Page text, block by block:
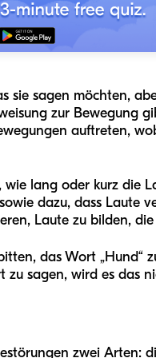
sie sagen möchten,
zur Bewegung
auftreten,
wie lang oder kurz die
dazu, dass Laute
Laute zu bilden,
das Wort
zu sagen, wird es das
zwei Arten: